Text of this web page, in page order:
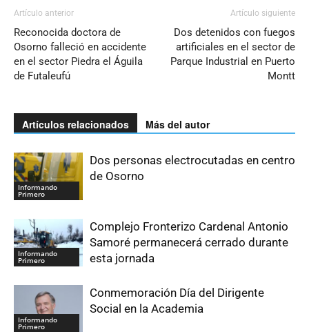
Artículo anterior
Reconocida doctora de
Osorno falleció en accidente
en el sector Piedra el Águila
de Futaleufú
Artículo siguiente
Dos detenidos con fuegos
artificiales en el sector de
Parque Industrial en Puerto
Montt
Artículos relacionados Más del autor
Informando
Primero
Dos personas electrocutadas en centro
de Osorno
Informando
Primero
Complejo Fronterizo Cardenal Antonio
Samoré permanecerá cerrado durante
esta jornada
Informando
Primero
Conmemoración Día del Dirigente
Social en la Academia